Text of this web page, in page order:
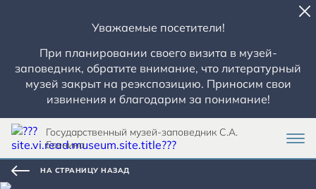
Уважаемые посетители!
При планировании своего визита в музей-
заповедник, обратите внимание, что литературный
музей закрыт на реэкспозицию. Приносим свои
извинения и благодарим за понимание!
Государственный музей-заповедник С.А.
Есенина
НА СТРАНИЦУ НАЗАД